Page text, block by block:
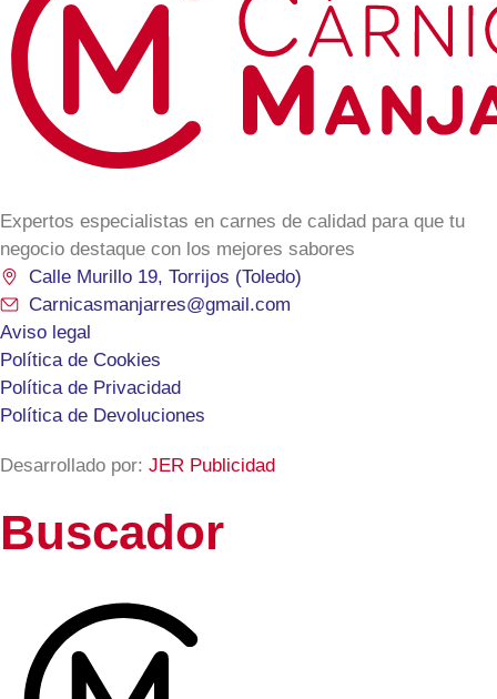
Expertos especialistas en carnes de calidad para que tu
negocio destaque con los mejores sabores
Calle Murillo 19, Torrijos (Toledo)
Carnicasmanjarres@gmail.com
Aviso legal
Política de Cookies
Política de Privacidad
Política de Devoluciones
Desarrollado por: JER Publicidad
Buscador